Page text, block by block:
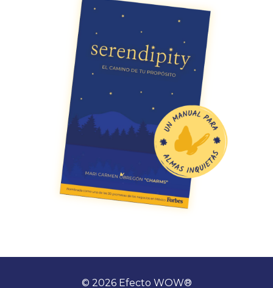
© 2026 Efecto WOW®